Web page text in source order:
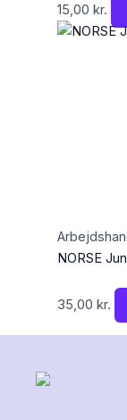
15,00 kr.
NORSE
35,00 kr.